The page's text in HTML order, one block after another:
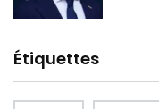
Étiquettes